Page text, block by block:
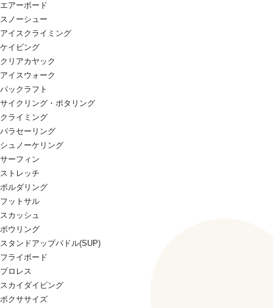
エアーボード
スノーシュー
アイスクライミング
ケイビング
クリアカヤック
アイスウォーク
パックラフト
サイクリング・ポタリング
クライミング
パラセーリング
シュノーケリング
サーフィン
ストレッチ
ボルダリング
フットサル
スカッシュ
ボウリング
スタンドアップパドル(SUP)
フライボード
プロレス
スカイダイビング
ボクササイズ